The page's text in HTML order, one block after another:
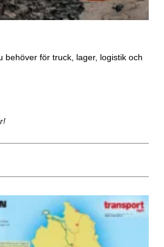
behöver för truck, lager, logistik och